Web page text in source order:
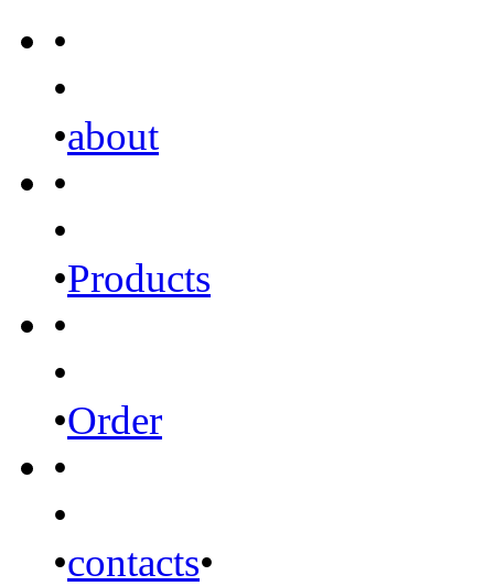
•
•
•about
•
•
•Products
•
•
•Order
•
•
•contacts•